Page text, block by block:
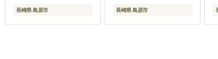
ん セット 詰め合わせ 麺
長崎県 島原市 ]
長崎県 島原市
装 有明海 国産 株式会社
]
長崎県 島原市